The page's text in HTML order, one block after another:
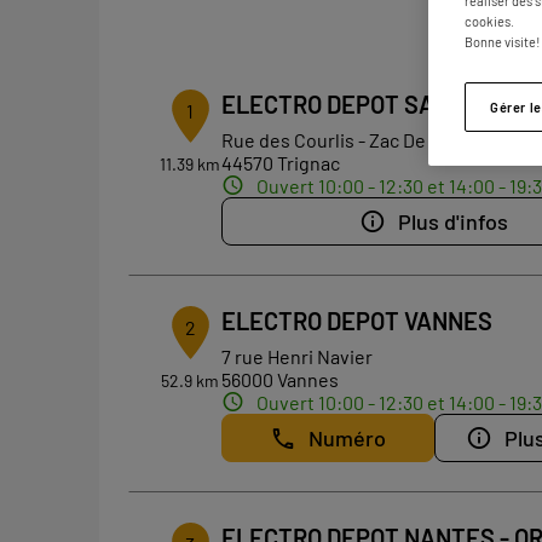
3
1
11.39 km
ELECTRO DEPOT SAINT-
Rue des Courlis - Zac De Savine
44570 Trignac
Ouvert 10:00 - 12:30 et 14:00 -
Plus d'infos
2
52.9 km
ELECTRO DEPOT VANNES
7 rue Henri Navier
56000 Vannes
Ouvert 10:00 - 12:30 et 14:00 -
Numéro
cookies.
Bonne visite!
Gérer